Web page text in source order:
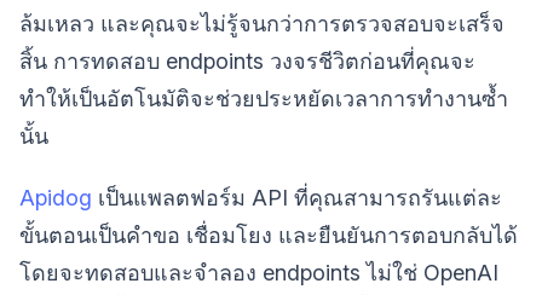
ล้มเหลว และคุณจะไม่รู้จนกว่าการตรวจสอบจะเสร็จ
สิ้น การทดสอบ endpoints วงจรชีวิตก่อนที่คุณจะ
ทำให้เป็นอัตโนมัติจะช่วยประหยัดเวลาการทำงานซ้ำ
นั้น
Apidog เป็นแพลตฟอร์ม API ที่คุณสามารถรันแต่ละ
ขั้นตอนเป็นคำขอ เชื่อมโยง และยืนยันการตอบกลับได้
โดยจะทดสอบและจำลอง endpoints ไม่ใช่ OpenAI